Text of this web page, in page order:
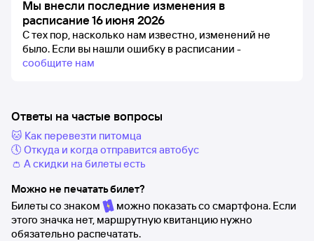
Мы внесли последние изменения в
расписание 16 июня 2026
С тех пор, насколько нам известно, изменений не
было. Если вы нашли ошибку в расписании -
сообщите нам
Ответы на частые вопросы
🐱 Как перевезти питомца
🕔 Откуда и когда отправится автобус
👛 А скидки на билеты есть
Можно не печатать билет?
Билеты со знаком
можно показать со смартфона. Если
этого значка нет, маршрутную квитанцию нужно
обязательно распечатать.